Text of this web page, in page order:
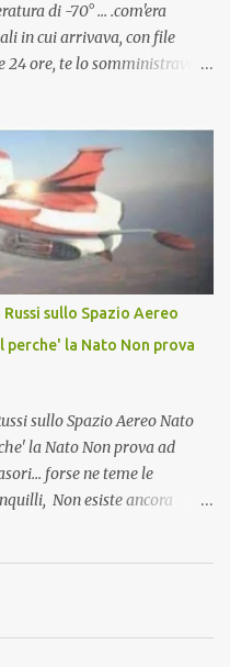
di -70° ... .com'era
in cui arrivava, con file
ore, te lo somministravano
"spettacolare Ghiacciato, ma
Riproponiamo
sullo Spazio Aereo
perche' la Nato Non prova
sullo Spazio Aereo Nato
la Nato Non prova ad
forse ne teme le
Non esiste ancora
Flag", per provocare
da menti sane, potrebbe